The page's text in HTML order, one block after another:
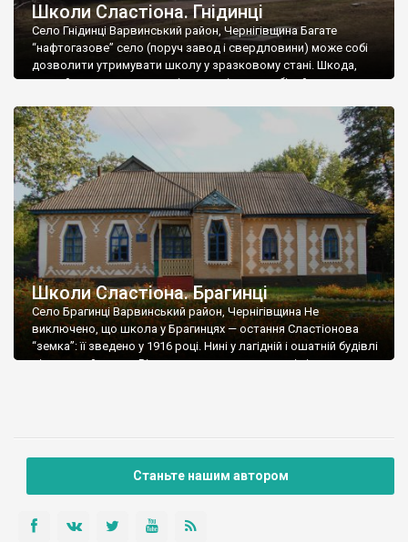
Школи Сластіона. Гнідинці
Село Гнідинці Варвинський район, Чернігівщина Багате
“нафтогазове” село (поруч завод і свердловини) може собі
дозволити утримувати школу у зразковому стані. Шкода,
звичайно, старих гарних вікон, замінених на білий пластик
подібний казус трапився у Гнідинцях не вперше. Коли у 1920-х
роках до школи прибудовували додаткове приміщення,
доморощені […]
Школи Сластіона. Брагинці
Село Брагинці Варвинський район, Чернігівщина Не
виключено, що школа у Брагинцях — остання Сластіонова
“земка”: її зведено у 1916 році. Нині у лагідній і ошатній будівлі
діє дитячий садок. Відчувається, що колектив і сільська
Станьте нашим автором